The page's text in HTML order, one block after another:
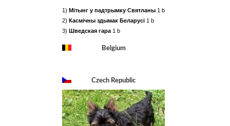
1) Мітынг у падтрымку Святланы 1 b
2) Касмічны здымак Беларусі 1 b
3) Шведская гара 1 b
Belgium
Czech Republic